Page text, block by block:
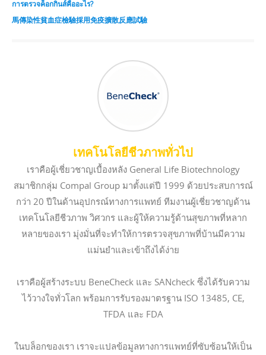
การตรวจค็อกกินส์คืออะไร?
馬傳染性貧血症檢驗採用免疫擴散反應試驗
เทคโนโลยีชีวภาพทั่วไป
เราคือผู้เชี่ยวชาญเบื้องหลัง General Life Biotechnology
สมาชิกกลุ่ม Compal Group มาตั้งแต่ปี 1999 ด้วยประสบการณ์
กว่า 20 ปีในด้านอุปกรณ์ทางการแพทย์ ทีมงานผู้เชี่ยวชาญด้าน
เทคโนโลยีชีวภาพ วิศวกร และผู้ให้ความรู้ด้านสุขภาพที่หลาก
หลายของเรา มุ่งมั่นที่จะทำให้การตรวจสุขภาพที่บ้านมีความ
แม่นยำและเข้าถึงได้ง่าย
เราคือผู้สร้างระบบ BeneCheck และ SANcheck ซึ่งได้รับความ
ไว้วางใจทั่วโลก พร้อมการรับรองมาตรฐาน ISO 13485, CE,
TFDA และ FDA
ในบล็อกของเรา เราจะแปลข้อมูลทางการแพทย์ที่ซับซ้อนให้เป็น